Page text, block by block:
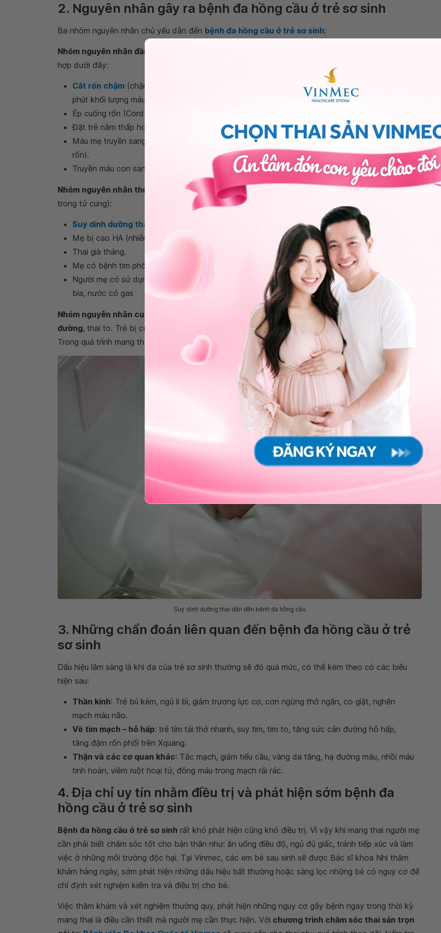
2. Nguyên nhân gây ra bệnh đa hồng cầu ở trẻ sơ sinh
Ba nhóm nguyên nhân chủ yếu dẫn đến bệnh đa hồng cầu ở trẻ sơ sinh:
Nhóm nguyên nhân đầu tiên là do máu từ nhau thai truyền sang con
hợp dưới đây:
Cắt rốn chậm (chậm 1 phút khối lượng máu tăng thêm cho trẻ là 84ml/kg, cắt rốn chậm 2
phút khối lượng máu trẻ tăng thêm là 93ml/kg)
Ép cuống rốn (Cord stripping)
Đặt trẻ nằm thấp hơn mẹ khi cắt rốn.
Máu mẹ truyền sang con (tăng
co bóp tử cungdo mẹ dùng thuốc kích thích, trước khi cắt
rốn).
Truyền máu con sang con (sinh đôi).
Nhóm nguyên nhân thứ 2 là do kém nuôi dưỡng nhau thai
(tăng tạo HC do thiếu oxy mạn tính
trong tử cung):
Suy dinh dưỡng thai
: do mẹ ăn uống không điều độ, làm việc quá sức
Mẹ bị cao HA (nhiễm độc thai nghén, bệnh thận mạn tính).
Thai già tháng.
Mẹ có bệnh tim phổi mãn tính
Người mẹ có sử dụng các chất kích thích trong quá trình mang thai như: hút thuốc, uống rượu
bia, nước có gas
Nhóm nguyên nhân cuối cùng là do các tình trạng bệnh lý khác gây nên như:
mẹ mắc bệnh tiểu
đường, thai to. Trẻ bị cường thận bẩm sinh, hội chứng Beckwith – Wiedemann, suy giáp bẩm sinh.
Trong quá trình mang thai mẹ dùng propranolol hoặc trẻ bị mất nước, thiếu nước.
Suy dinh dưỡng thai dẫn đến bệnh đa hồng cầu
3. Những chẩn đoán liên quan đến bệnh đa hồng cầu ở trẻ
sơ sinh
Dấu hiệu lâm sàng là khi da của trẻ sơ sinh thường sẽ đỏ quá mức, có thể kèm theo có các biểu
hiện sau:
Thần kinh: Trẻ bú kém, ngủ li bì, giảm trương lực cơ, cơn ngừng thở ngắn, co giật, nghẽn
mạch máu não.
Về tim mạch – hô hấp: trẻ tím tái thở nhanh, suy tim, tim to, tăng sức cản đường hô hấp,
tăng đậm rốn phổi trên Xquang.
Thận và các cơ quan khác: Tắc mạch, giảm tiểu cầu, vàng da tăng, hạ đường máu, nhồi máu
tinh hoàn, viêm ruột hoại tử, đông máu trong mạch rải rác.
4. Địa chỉ uy tín nhằm điều trị và phát hiện sớm bệnh đa
hồng cầu ở trẻ sơ sinh
Bệnh đa hồng cầu ở trẻ sơ sinh rất khó phát hiện cũng khó điều trị. Vì vậy khi mang thai người mẹ
cần phải biết chăm sóc tốt cho bản thân như: ăn uống điều độ, ngủ đủ giấc, tránh tiếp xúc và làm
việc ở những môi trường độc hại. Tại Vinmec, các em bé sau sinh sẽ được Bác sĩ khoa Nhi thăm
khám hàng ngày, sớm phát hiện những dấu hiệu bất thường hoặc sàng lọc những bé có nguy cơ để
chỉ định xét nghiệm kiểm tra và điều trị cho bé.
Việc thăm khám và xét nghiệm thường quy, phát hiện những nguy cơ gây bệnh ngay trong thời kỳ
mang thai là điều cần thiết mà người mẹ cần thực hiện. Với chương trình chăm sóc thai sản trọn